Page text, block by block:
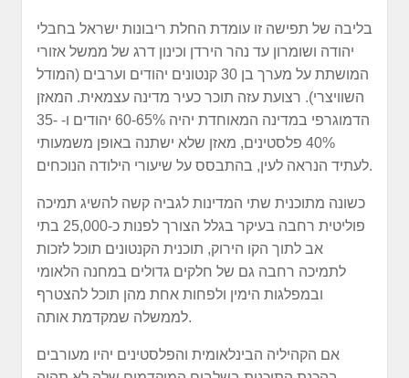
בליבה של תפישה זו עומדת החלת ריבונות ישראל בחבלי
יהודה ושומרון עד נהר הירדן וכינון דרג של ממשל אזורי
המושתת על מערך בן 30 קנטונים יהודים וערבים (המודל
השוויצרי). רצועת עזה תוכר כעיר מדינה עצמאית. המאזן
הדמוגרפי במדינה המאוחדת יהיה 60-65% יהודים ו- 35-
40% פלסטינים, מאזן שלא ישתנה באופן משמעותי
לעתיד הנראה לעין, בהתבסס על שיעורי הילודה הנוכחים.
כשונה מתוכנית שתי המדינות לגביה קשה להשיג תמיכה
פוליטית רחבה בעיקר בגלל הצורך לפנות כ-25,000 בתי
אב לתוך הקו הירוק, תוכנית הקנטונים תוכל לזכות
לתמיכה רחבה גם של חלקים גדולים במחנה הלאומי
ובמפלגות הימין ולפחות אחת מהן תוכל להצטרף
לממשלה שמקדמת אותה.
אם הקהיליה הבינלאומית והפלסטינים יהיו מעורבים